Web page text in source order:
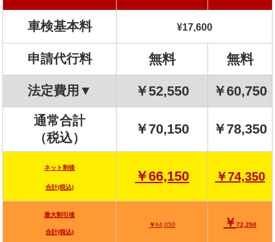
車検基本料 ¥17,600
申請代行料 無料 無料
法定費用▼ ￥52,550 ￥60,750
通常合計
（税込）
￥70,150 ￥78,350
ネット割後
合計(税込)
￥66,150 ￥74,350
最大割引後
合計(税込)
￥64,050 ￥ 72,250